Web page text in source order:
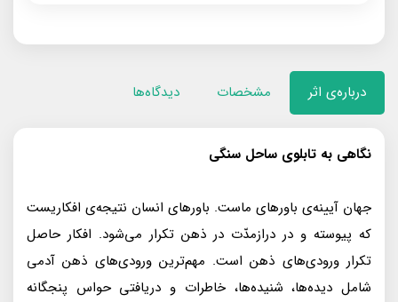
درباره‌ی اثر مشخصات دیدگاه‌ها
نگاهی به تابلوی ساحل سنگی
جهان آیینه‌ی باورهای ماست. باورهای انسان نتیجه‌ی افکاریست
که پیوسته و در دراز‌مدّت در ذهن تکرار می‌شود. افکار حاصل
تکرار ورودی‌های ذهن است. مهم‌ترین ورودی‌های ذهن آدمی
شامل دیده‌ها، شنیده‌ها، خاطرات و دریافتی حواس پنجگانه